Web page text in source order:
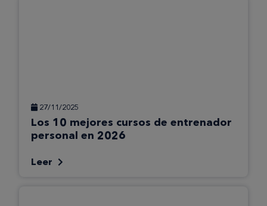
27/11/2025
Los 10 mejores cursos de entrenador
personal en 2026
Leer